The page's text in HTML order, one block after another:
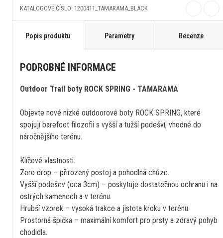
KATALOGOVÉ ČÍSLO: 1200411_TAMARAMA_BLACK
Popis produktu Parametry Recenze
PODROBNÉ INFORMACE
Outdoor Trail boty ROCK SPRING - TAMARAMA
Objevte nové nízké outdoorové boty ROCK SPRING, které
spojují barefoot filozofii s vyšší a tužší podešví, vhodné do
náročnějšího terénu.
Klíčové vlastnosti:
Zero drop – přirozený postoj a pohodlná chůze.
Vyšší podešev (cca 3cm) – poskytuje dostatečnou ochranu i na
ostrých kamenech a v terénu.
Hrubší vzorek – vysoká trakce a jistota kroku v terénu.
Prostorná špička – maximální komfort pro prsty a zdravý pohyb
chodidla.